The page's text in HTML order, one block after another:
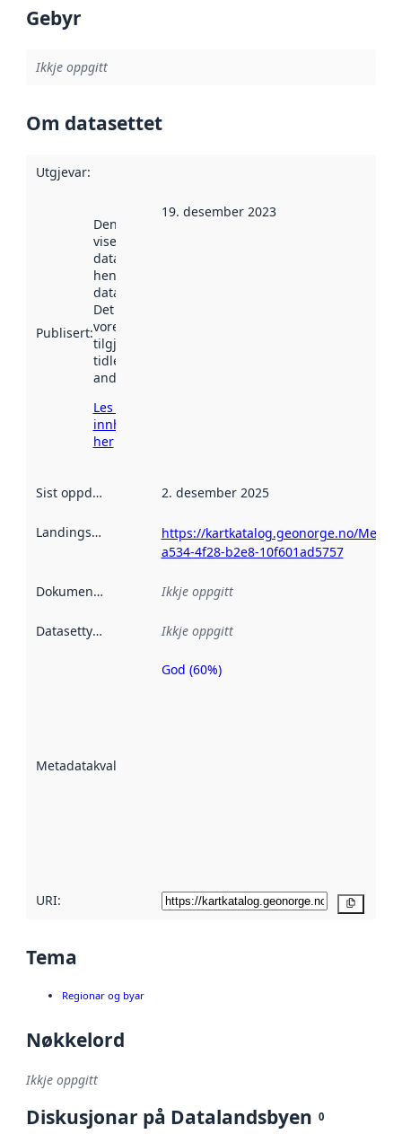
Gebyr
Ikkje oppgitt
Om datasettet
Utgjevar:
Publisert:
Denne datoen
viser når
datasettet vart
henta inn av
data.norge.no.
Det kan ha
vore
tilgjengeleg
tidlegare
andre stader.
Les meir om
innhenting
her
19. desember 2023
Sist oppdatert 2. desember 2025
Landingsside
https://kartkatalog.geonorge.no/
a534-4f28-b2e8-10f601ad5757
Dokumentasjon Ikkje oppgitt
Datasettype Ikkje oppgitt
Metadatakvalitet
Metadatakvalitet
God (60%)
URI:
Tema
Regionar og byar
Nøkkelord
Ikkje oppgitt
Diskusjonar på Datalandsbyen 0